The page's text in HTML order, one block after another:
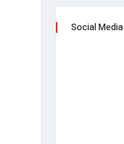
Social Media